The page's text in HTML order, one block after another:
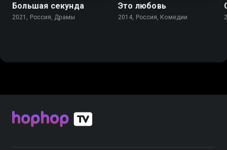
Большая секунда
2021, Россия, Драмы
Это любовь
2014, Россия, Комедии